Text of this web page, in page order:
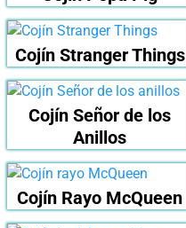
Cojín Stranger Things
Cojín Señor de los
Anillos
Cojín Rayo McQueen